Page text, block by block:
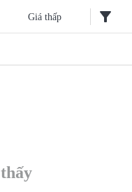
Giá thấp filter_alt